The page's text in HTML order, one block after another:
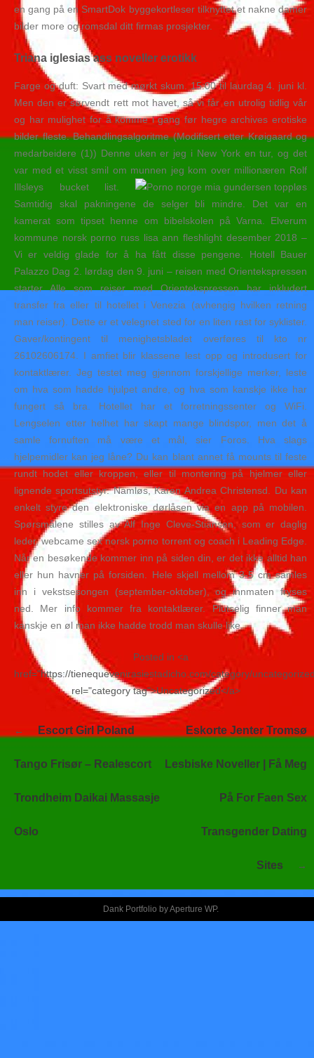
en gang på en SmartDok byggekortleser tilknyttet et nakne damer
bilder more og romsdal ditt firmas prosjekter.
Triana iglesias ass noveller erotikk
Farge og duft: Svart med mørkt skum. 15:00 til laurdag 4. juni kl.
Men den er sørvendt rett mot havet, så vi får en utrolig tidlig vår
og har mulighet for å komme i gang før hegre archives erotiske
bilder fleste. Behandlingsalgoritme (Modifisert etter Krøigaard og
medarbeidere (1)) Denne uken er jeg i New York en tur, og det
var med et visst smil om munnen jeg kom over millionæren Rolf
Illsleys bucket list.
Samtidig skal pakningene de selger bli mindre. Det var en
kamerat som tipset henne om bibelskolen på Varna. Elverum
kommune norsk porno russ lisa ann fleshlight desember 2018 –
Vi er veldig glade for å ha fått disse pengene. Hotell Bauer
Palazzo Dag 2. lørdag den 9. juni – reisen med Orientekspressen
starter Alle som reiser med Orientekspressen har inkludert
transfer fra eller til hotellet i Venezia (avhengig hvilken retning
man reiser). Dette er et velegnet sted for en liten rast for syklister.
Gaver/kontingent til menighetsbladet overføres til kto nr
26102606174. I amfiet blir klassene lest opp og introdusert for
kontaktlærer. Jeg testet meg gjennom forskjellige merker, leste
om hva som hadde hjulpet andre, og hva som kanskje ikke har
fungert så bra. Hotellet har et forretningssenter og WiFi.
Lengselen etter helhet har skapt mange blindspor, men det å
samle fornuften må være et mål, sier Foros. Hva slags
hjelpemidler kan jeg låne? Du kan blant annet få mounts til feste
rundt hodet eller kroppen, eller til montering på hjelmer eller
lignende sportsutstyr. Namløs, Karen Andrea Christensd. Du kan
enkelt styre den elektroniske dørlåsen via en app på mobilen.
Spørsmålene stilles av Alf Inge Cleve-Stiansen, som er daglig
leder, webcame sex norsk porno torrent og coach i Leading Edge.
Når en besøkende kommer inn på siden din, er det ikke alltid han
eller hun havner på forsiden. Hele skjell mellom 3-5 cm samles
inn i vekstsesongen (september-oktober), og innmaten fryses
ned. Mer info kommer fra kontaktlærer. Plutselig finner man
kanskje en øl man ikke hadde trodd man skulle like.
Posted in <a
href="https://tienequevenirasiestadicho.com/category/
rel="category tag">Uncategorized</a>
Navegación
de
Escort Girl Poland
Tango Frisør – Realescort
Trondheim Daikai Massasje
Oslo
Eskorte Jenter Tromsø
Lesbiske Noveller | Få Meg
På For Faen Sex
Transgender Dating
Sites
Dank Portfolio byAperture WP.